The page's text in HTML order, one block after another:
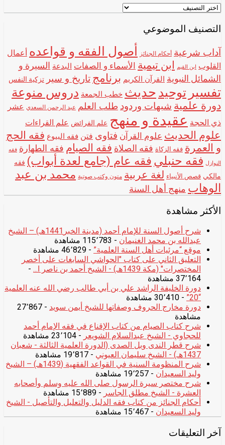
اختر
اسم
الشيخ
التصنيف الموضوعي
آداب شرعية أحكام الجنائز أصول الفقه و قواعده أعمال
القلوب ابن القيم ابن تيمية الأسماء و الصفات البدعة السيرة و
الشمائل النبوية القرآن الكريم برنامج تاريخ و سير تزكية النفس
تفسير توحيد حديث خطب الجمعة دروس منوعة
دورة علمية شبهات وردود طلب العلم عبد الرحمن السعدي عشر
ذي الحجة عقيدة و منهج علم الفرائض علم القراءات
علوم الحديث علوم القرآن فتاوى فتن فقه البيوع فقه الحج
و العمرة فقه الزكاة فقه الصلاة فقه الصيام فقه الطهارة فقه
النوازل فقه حنبلي فقه عام (جامع لعدة أبواب) فقه
مالكي قصص الأنبياء لغة عربية متون وكتب صوتية محمد بن عبد
الوهاب منهج أهل السنة
الأكثر مشاهدة
شرح أصول السنة للإمام أحمد (مدينة الخبر1441هـ) – الشيخ
عبدالله بن محمد الغنيمان - 115٬783 مشاهدة
موقع “مرئيات أهل السنة العلمية” - 46٬829 مشاهدة
التعليق الثاني على كتاب "الحواشي السابغات على أخصر
المختصرات" (مكة 1439هـ) - الشيخ أحمد بن ناصر ا...
-
37٬164 مشاهدة
دورة الخليفة الراشد علي بن أبي طالب رضي الله عنه العلمية
“20”
- 30٬410 مشاهدة
دورة مخارج الحروف وصفاتها للشيخ أيمن سويد
- 27٬867
مشاهدة
شرح كتاب الصيام من كتاب الإقناع في فقه الإمام أحمد
للحجاوي - الشيخ عبدالسلام الشويعر - 23٬104 مشاهدة
شرح قطر الندى وبل الصدى (الدورة العلمية الثالثة - شعبان
1437هـ) - الشيخ سليمان العيوني
- 19٬817 مشاهدة
شرح المنظومة السنية في القواعد الفقهية (1439هـ) – الشيخ
وليد السعيدان - 19٬257 مشاهدة
شرح مختصر سيرة الرسول صلى الله عليه وسلم وأصحابه
العشرة - الشيخ مطلق الجاسر - 15٬889 مشاهدة
أحكام الجنائز من كتاب فقه الدليل والتعليل والتأصيل - الشيخ
وليد السعيدان - 15٬467 مشاهدة
آخر التعليقات